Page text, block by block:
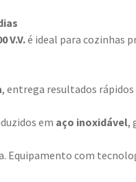
V.V.é ideal para cozinhas
, entrega resultados
em aço inoxidável,
Equipamento com